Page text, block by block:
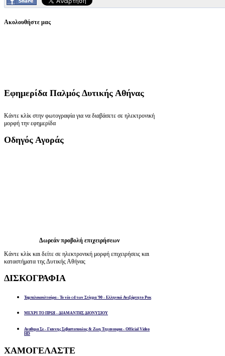
Ακολουθήστε μας
Εφημερίδα Παλμός Δυτικής Αθήνας
Κάντε κλίκ στην φωτογραφία για να διαβάσετε σε ηλεκτρονική
μορφή την εφημερίδα
Οδηγός Αγοράς
Δωρεάν προβολή επιχειρήσεων
Κάντε κλίκ και δείτε σε ηλεκτρονική μορφή επιχειρήσεις και
καταστήματα της Δυτικής Αθήνας
ΔΙΣΚΟΓΡΑΦΙΑ
Ταμπελοκουλτούρα - Το νέο cd των Στίγμα '90 - Ελληνικό Ανεξάρτητο Ροκ
ΜΕΧΡΙ ΤΟ ΠΡΩΙ - ΔΙΑΜΑΝΤΗΣ ΔΙΟΝΥΣΙΟΥ
Αναθεμα Σε - Γιαννης Σεβαστοπουλος & Ζωη Τηγανουρια - Official Video
HD
ΧΑΜΟΓΕΛΑΣΤΕ